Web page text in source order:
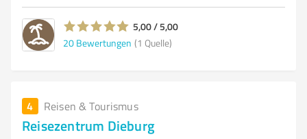
5,00 / 5,00
20 Bewertungen (1 Quelle)
4 Reisen & Tourismus
Reisezentrum Dieburg